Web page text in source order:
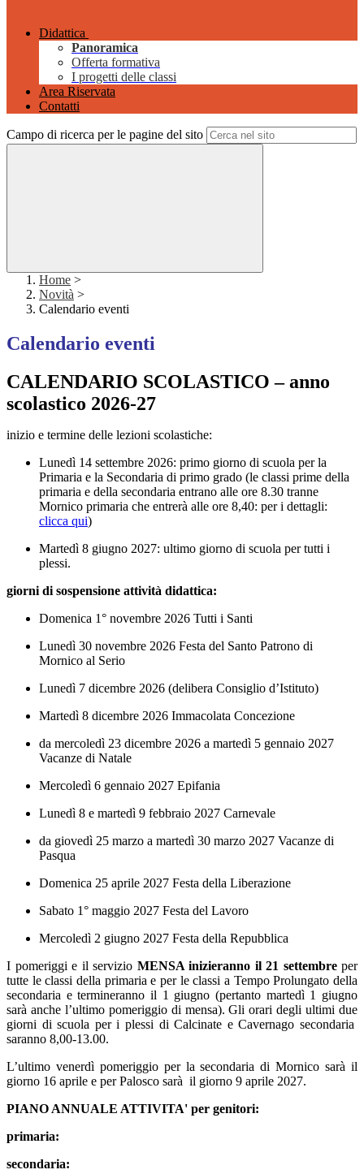
Didattica
Panoramica
Offerta formativa
I progetti delle classi
Area Riservata
Contatti
Campo di ricerca per le pagine del sito
Home >
Novità >
Calendario eventi
Calendario eventi
CALENDARIO SCOLASTICO – anno
scolastico 2026-27
inizio e termine delle lezioni scolastiche:
Lunedì 14 settembre 2026: primo giorno di scuola per la
Primaria e la Secondaria di primo grado (le classi prime della
primaria e della secondaria entrano alle ore 8.30 tranne
Mornico primaria che entrerà alle ore 8,40: per i dettagli:
clicca qui)
Martedì 8 giugno 2027: ultimo giorno di scuola per tutti i
plessi.
giorni di sospensione attività didattica:
Domenica 1° novembre 2026 Tutti i Santi
Lunedì 30 novembre 2026 Festa del Santo Patrono di
Mornico al Serio
Lunedì 7 dicembre 2026 (delibera Consiglio d’Istituto)
Martedì 8 dicembre 2026 Immacolata Concezione
da mercoledì 23 dicembre 2026 a martedì 5 gennaio 2027
Vacanze di Natale
Mercoledì 6 gennaio 2027 Epifania
Lunedì 8 e martedì 9 febbraio 2027 Carnevale
da giovedì 25 marzo a martedì 30 marzo 2027 Vacanze di
Pasqua
Domenica 25 aprile 2027 Festa della Liberazione
Sabato 1° maggio 2027 Festa del Lavoro
Mercoledì 2 giugno 2027 Festa della Repubblica
I pomeriggi e il servizio MENSA inizieranno il21 settembreper
tutte le classi della primaria e per le classi a Tempo Prolungato della
secondaria etermineranno il 1 giugno (pertanto martedì 1 giugno
sarà anche l’ultimo pomeriggio di mensa). Gli orari degli ultimi due
giorni di scuola per i plessi di Calcinate e Cavernago secondaria
saranno 8,00-13.00.
L’ultimo venerdì pomeriggio per la secondaria di Mornico sarà il
giorno 16 aprile e per Palosco sarà il giorno 9 aprile 2027.
PIANO ANNUALE ATTIVITA' per genitori:
primaria:
secondaria: